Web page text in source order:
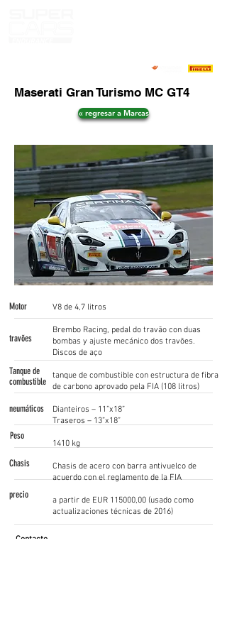
Maserati Gran Turismo MC GT4
« regresar a Marcas
V8 de 4,7 litros
Brembo Racing, pedal do travão con duas
bombas y ajuste mecánico dos travões.
Discos de aço
tanque de combustible con estructura de fibra
de carbono aprovado pela FIA (108 litros)
Dianteiros – 11”x18”
Traseros – 13”x18”
1410 kg
Chasis de acero con barra antivuelco de
acuerdo con el reglamento de la FIA
a partir de EUR 115000,00 (usado como
actualizaciones técnicas de 2016)
Motor
travões
Tanque de
combustible
neumáticos
Peso
Chasis
precio
Contacto